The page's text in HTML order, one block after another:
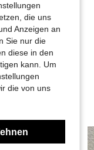
die uns
Anzeigen an
Sie nur die
diese in den
kann. Um
die von uns